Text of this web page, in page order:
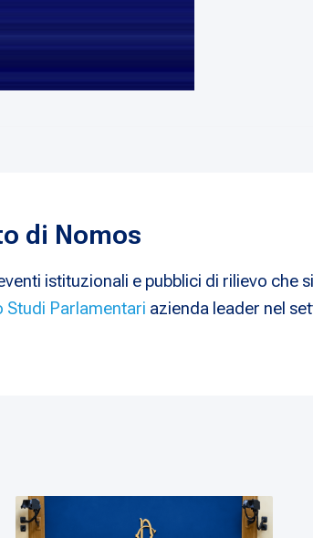
di Nomos
istituzionali e pubblici di rilievo che
Studi Parlamentari azienda leader nel